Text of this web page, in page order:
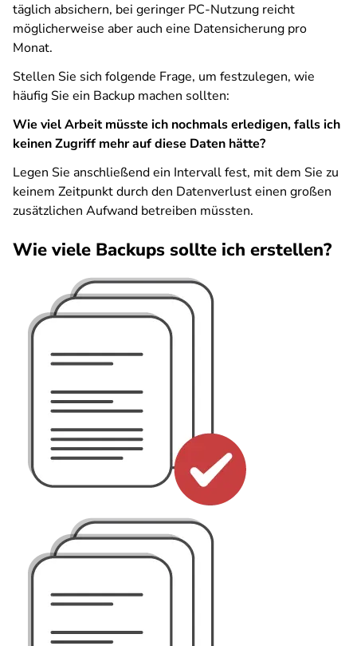
täglich absichern, bei geringer PC-Nutzung reicht
möglicherweise aber auch eine Datensicherung pro
Monat.
Stellen Sie sich folgende Frage, um festzulegen, wie
häufig Sie ein Backup machen sollten:
Wie viel Arbeit müsste ich nochmals erledigen, falls ich
keinen Zugriff mehr auf diese Daten hätte?
Legen Sie anschließend ein Intervall fest, mit dem Sie zu
keinem Zeitpunkt durch den Datenverlust einen großen
zusätzlichen Aufwand betreiben müssten.
Wie viele Backups sollte ich erstellen?